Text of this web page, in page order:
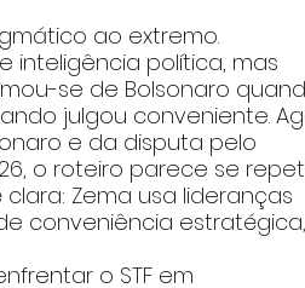
ao extremo.
inteligência política, mas
se de Bolsonaro
julgou conveniente.
e da disputa pelo
o roteiro parece se
Zema usa lideranças
conveniência estratégica,
o STF em